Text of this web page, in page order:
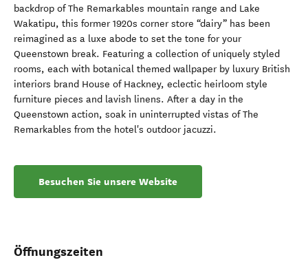
backdrop of The Remarkables mountain range and Lake
Wakatipu, this former 1920s corner store “dairy” has been
reimagined as a luxe abode to set the tone for your
Queenstown break. Featuring a collection of uniquely styled
rooms, each with botanical themed wallpaper by luxury British
interiors brand House of Hackney, eclectic heirloom style
furniture pieces and lavish linens. After a day in the
Queenstown action, soak in uninterrupted vistas of The
Remarkables from the hotel's outdoor jacuzzi.
Besuchen Sie unsere Website
Öffnungszeiten